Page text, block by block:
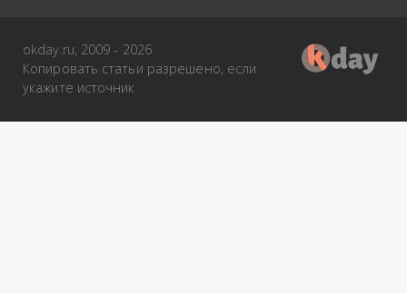
okday.ru, 2009 - 2026
Копировать статьи разрешено, если
укажите источник